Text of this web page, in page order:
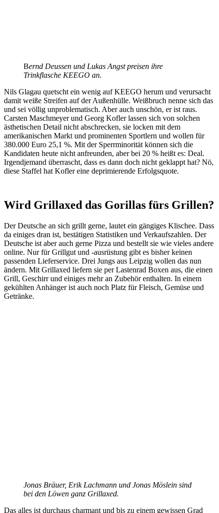
Bernd Deussen und Lukas Angst preisen ihre
Trinkflasche KEEGO an.
Nils Glagau quetscht ein wenig auf KEEGO herum und verursacht
damit weiße Streifen auf der Außenhülle. Weißbruch nenne sich das
und sei völlig unproblematisch. Aber auch unschön, er ist raus.
Carsten Maschmeyer und Georg Kofler lassen sich von solchen
ästhetischen Detail nicht abschrecken, sie locken mit dem
amerikanischen Markt und prominenten Sportlern und wollen für
380.000 Euro 25,1 %. Mit der Sperrminorität können sich die
Kandidaten heute nicht anfreunden, aber bei 20 % heißt es: Deal.
Irgendjemand überrascht, dass es dann doch nicht geklappt hat? Nö,
diese Staffel hat Kofler eine deprimierende Erfolgsquote.
Wird Grillaxed das Gorillas fürs Grillen?
Der Deutsche an sich grillt gerne, lautet ein gängiges Klischee. Dass
da einiges dran ist, bestätigen Statistiken und Verkaufszahlen. Der
Deutsche ist aber auch gerne Pizza und bestellt sie wie vieles andere
online. Nur für Grillgut und -ausrüstung gibt es bisher keinen
passenden Lieferservice. Drei Jungs aus Leipzig wollen das nun
ändern. Mit Grillaxed liefern sie per Lastenrad Boxen aus, die einen
Grill, Geschirr und einiges mehr an Zubehör enthalten. In einem
gekühlten Anhänger ist auch noch Platz für Fleisch, Gemüse und
Getränke.
Jonas Bräuer, Erik Lachmann und Jonas Möslein sind
bei den Löwen ganz Grillaxed.
Das alles ist durchaus charmant und bis zu einem gewissen Grad